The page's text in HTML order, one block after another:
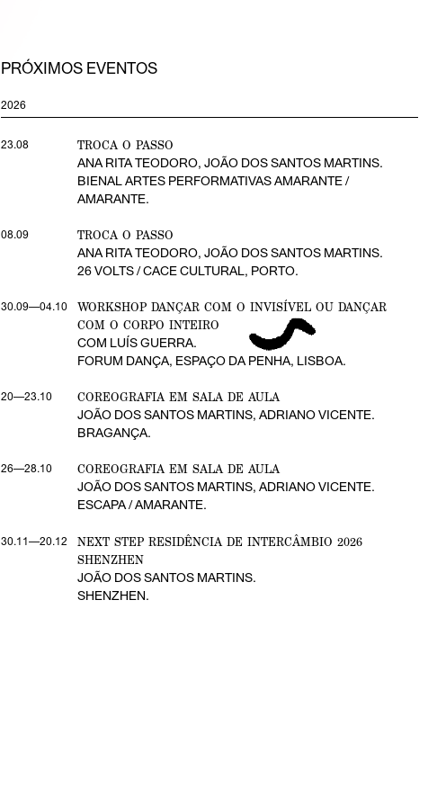
PRÓXIMOS EVENTOS
2026
23.08
TROCA O PASSO
ANA RITA TEODORO, JOÃO DOS SANTOS MARTINS.
BIENAL ARTES PERFORMATIVAS AMARANTE /
AMARANTE.
08.09
TROCA O PASSO
ANA RITA TEODORO, JOÃO DOS SANTOS MARTINS.
26 VOLTS / CACE CULTURAL, PORTO.
30.09—04.10
WORKSHOP DANÇAR COM O INVISÍVEL OU DANÇAR
COM O CORPO INTEIRO
COM LUÍS GUERRA.
FORUM DANÇA, ESPAÇO DA PENHA, LISBOA.
20—23.10
COREOGRAFIA EM SALA DE AULA
JOÃO DOS SANTOS MARTINS, ADRIANO VICENTE.
BRAGANÇA.
26—28.10
COREOGRAFIA EM SALA DE AULA
JOÃO DOS SANTOS MARTINS, ADRIANO VICENTE.
ESCAPA / AMARANTE.
30.11—20.12
NEXT STEP RESIDÊNCIA DE INTERCÂMBIO 2026
SHENZHEN
JOÃO DOS SANTOS MARTINS.
SHENZHEN.